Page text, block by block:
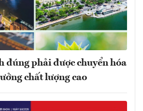
đúng phải được chuyển hóa
chất lượng cao